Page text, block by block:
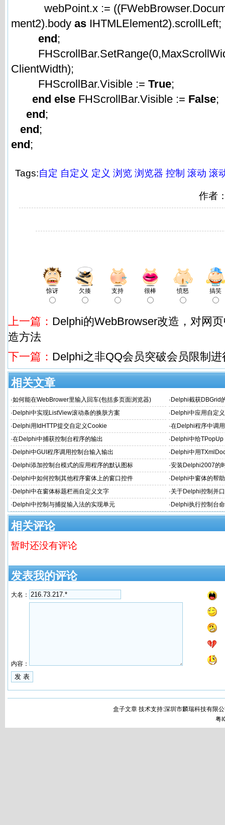
webPoint.x :=
ment2).body as IHTMLElement2).scrollLeft;
end;
ClientWidth);
FHScrollBar.Visible := True;
end else FHScrollBar.Visible := False;
end;
end;
end;
Tags:自定 自定义 定义 浏览 浏览器 控制 滚动 滚
作者
惊讶 欠揍 支持 很棒 愤怒 搞笑
上一篇： Delphi的WebBrowser改造，对网
造方法
下一篇： Delphi之非QQ会员突破会员限制
相关文章
·如何能在WebBrower里输入回车(包括多页面浏览器) · Delphi截获DBGrid
· Delphi中实现ListView滚动条的换肤方案 · Delphi中应用自定
· Delphi用IdHTTP提交自定义Cookie ·在Delphi程序中调
·在Delphi中捕获控制台程序的输出 · Delphi中给
· Delphi中GUI程序调用控制台输入输出 · Delphi中用
· Delphi添加控制台模式的应用程序的默认图标 ·安装Delphi2007的
· Delphi中如何控制其他程序窗体上的窗口控件 · Delphi中窗体的帮
· Delphi中在窗体标题栏画自定义文字 ·关于Delphi控制并
· Delphi中控制与捕捉输入法的实现单元 · Delphi执行控制台
相关评论
暂时还没有评论
发表我的评论
大名：
内容：
盒子文章 技术支持:深圳市麟瑞科技有限
粤